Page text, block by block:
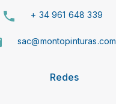
+ 34 961 648 339
sac@montopinturas.com
Redes